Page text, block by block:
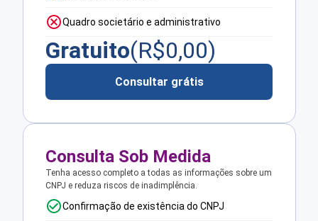
Quadro societário e administrativo
Gratuito(R$0,00)
Consultar grátis
Consulta Sob Medida
Tenha acesso completo a todas as informações sobre um
CNPJ e reduza riscos de inadimplência.
Confirmação de existência do CNPJ